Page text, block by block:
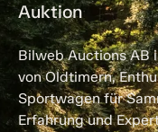
Auktion
Bilweb Auctions AB
von Oldtimern,
Sportwagen für
Erfahrung und